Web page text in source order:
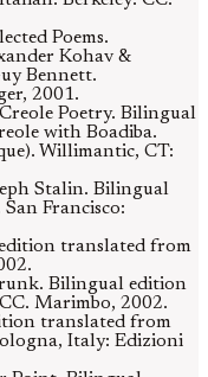
Poems.
Kohav &
Bennett.
2001.
Poetry. Bilingual
with Boadiba.
Willimantic, CT:
Stalin. Bilingual
Francisco:
translated from
Bilingual edition
Marimbo, 2002.
translated from
Italy: Edizioni